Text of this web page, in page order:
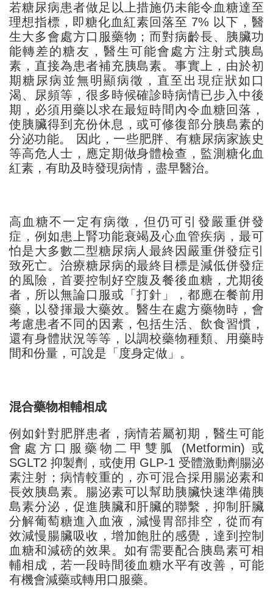
若糖尿病患者做足以上措施仍未能令血糖達至
理想指標，即糖化血紅素回落至 7% 以下，醫
生大多會處方口服藥物；而對病齡長、胰臟功
能轉差的糖友，醫生可能會處方注射式胰島
素，直接為患者補充胰島素。事實上，由於初
期糖尿病並無明顯病徵，直至出現症狀如口
渴、尿頻等，很多時候確診時病情已步入中後
期，必須用藥以求在最短時間內令血糖回落，
使胰臟得到充份休息，或可修復部分胰島素的
分泌功能。 因此，一些肥胖、有糖尿病家族史
等高危人士，應定期做身體檢查，監測糖化血
紅素，有助及時發現病情，盡早醫治。
高血糖不一定有病徵，但仍可引發嚴重併發
症，例如患上腎功能衰竭及心血管疾病，最可
怕是大多數二型糖尿病人最終因嚴重併發症引
致死亡。治療糖尿病的最終目標是減低併發症
的風險， 首要控制好空腹及餐後血糖，尤期後
者，所以無論口服或「打針」，都應在餐前用
藥，以發揮最大藥效。醫生在處方藥物時，會
考慮患者不同的因素，包括生活、飲食習慣，
還有身體狀況等等，以調校藥物種類、用藥時
間和份量，可說是「度身定做」。
混合藥物相輔相成
例如針對肥胖患者，病情若屬初期，醫生可能
會處方口服藥物二甲雙胍 (Metformin) 或
SGLT2 抑製劑，或使用 GLP-1 受體激動劑腸泌
素注射；病情較重的，亦可混合採用腸泌素和
長效胰島素。腸泌素可以幫助胰臟快速準備胰
島素分泌，促進胰臟和肝臟的聯繫，抑制肝臟
分解葡萄糖進入血液，減慢胃部排空，從而有
效減慢腸臟吸收，增加飽肚的感覺，達到控制
血糖和減磅的效果。如有需要配合胰島素可相
輔相成，若一段時間後血糖水平有改善，可能
有機會減藥或轉用口服藥。